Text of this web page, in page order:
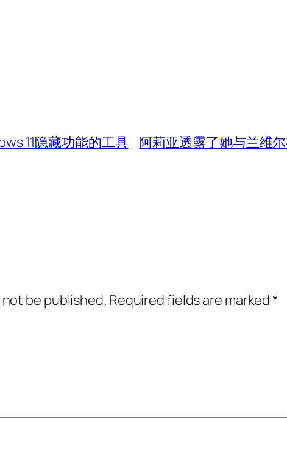
11隐藏功能的工具 阿莉亚透露了她与兰维
be published. Required fields are marked*